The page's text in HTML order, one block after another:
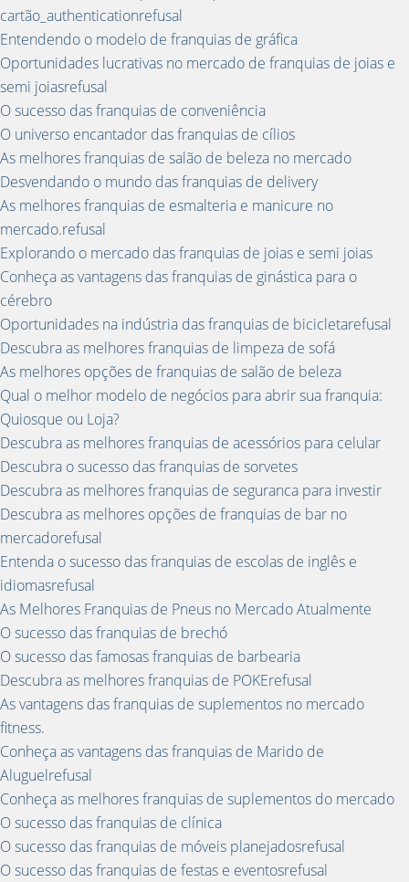
cartão_authenticationrefusal
Entendendo o modelo de franquias de gráfica
Oportunidades lucrativas no mercado de franquias de joias e
semi joiasrefusal
O sucesso das franquias de conveniência
O universo encantador das franquias de cílios
As melhores franquias de salão de beleza no mercado
Desvendando o mundo das franquias de delivery
As melhores franquias de esmalteria e manicure no
mercado.refusal
Explorando o mercado das franquias de joias e semi joias
Conheça as vantagens das franquias de ginástica para o
cérebro
Oportunidades na indústria das franquias de bicicletarefusal
Descubra as melhores franquias de limpeza de sofá
As melhores opções de franquias de salão de beleza
Qual o melhor modelo de negócios para abrir sua franquia:
Quiosque ou Loja?
Descubra as melhores franquias de acessórios para celular
Descubra o sucesso das franquias de sorvetes
Descubra as melhores franquias de seguranca para investir
Descubra as melhores opções de franquias de bar no
mercadorefusal
Entenda o sucesso das franquias de escolas de inglês e
idiomasrefusal
As Melhores Franquias de Pneus no Mercado Atualmente
O sucesso das franquias de brechó
O sucesso das famosas franquias de barbearia
Descubra as melhores franquias de POKErefusal
As vantagens das franquias de suplementos no mercado
fitness.
Conheça as vantagens das franquias de Marido de
Aluguelrefusal
Conheça as melhores franquias de suplementos do mercado
O sucesso das franquias de clínica
O sucesso das franquias de móveis planejadosrefusal
O sucesso das franquias de festas e eventosrefusal